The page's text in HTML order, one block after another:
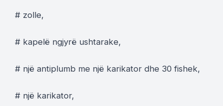
# zolle,
# kapelë ngjyrë ushtarake,
# një antiplumb me një karikator dhe 30 fishek,
# një karikator,